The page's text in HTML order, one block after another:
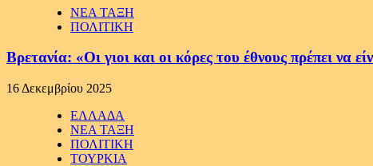
ΝΕΑ ΤΑΞΗ
ΠΟΛΙΤΙΚΗ
Βρετανία: «Οι γιοι και οι κόρες του έθνους πρέπει να
16 Δεκεμβρίου 2025
ΕΛΛΑΔΑ
ΝΕΑ ΤΑΞΗ
ΠΟΛΙΤΙΚΗ
ΤΟΥΡΚΙΑ